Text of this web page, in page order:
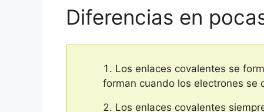
Diferencias en
Los enlaces covalentes se
forman cuando los electrones se
Los enlaces covalentes